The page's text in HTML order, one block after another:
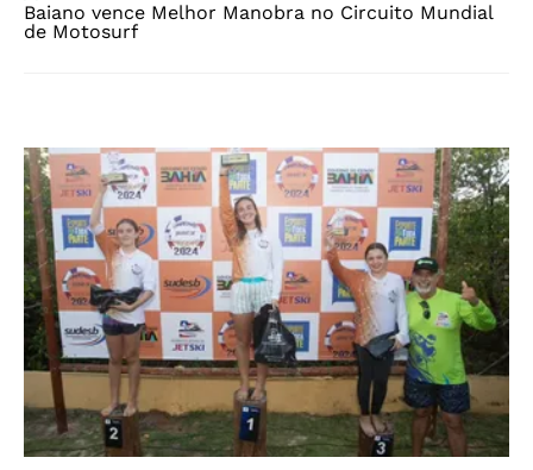
Baiano vence Melhor Manobra no Circuito Mundial
de Motosurf